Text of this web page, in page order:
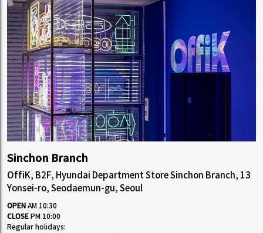
Sinchon Branch
OffiK, B2F, Hyundai Department Store Sinchon Branch, 13
Yonsei-ro, Seodaemun-gu, Seoul
OPEN AM 10:30
CLOSE PM 10:00
Regular holidays: